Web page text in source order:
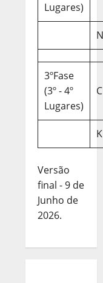
Lugares)
3ºFase
(3º - 4º
Lugares)
Versão
final - 9 de
Junho de
2026.